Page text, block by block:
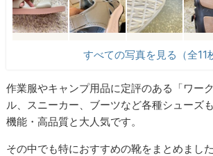
すべての写真を見る（全11
作業服やキャンプ用品に定評のある「ワー
ル、スニーカー、ブーツなど各種シューズ
機能・高品質と大人気です。
その中でも特におすすめの靴をまとめまし